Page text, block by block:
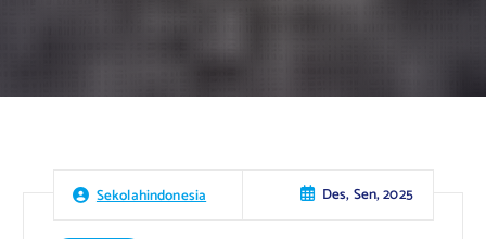
Sekolahindonesia Des, Sen, 2025